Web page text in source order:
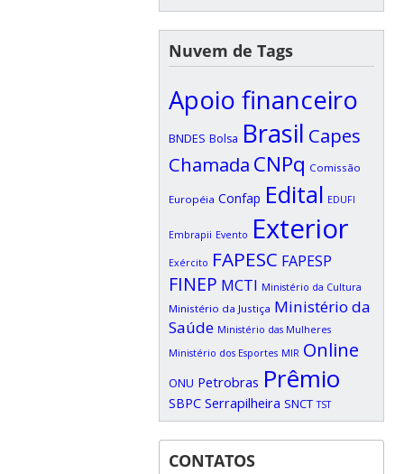
Nuvem de Tags
Apoio financeiro
BNDES Bolsa Brasil Capes
Chamada CNPq Comissão
Européia Confap Edital EDUFI
Embrapii Evento Exterior
Exército FAPESC FAPESP
FINEP MCTI Ministério da Cultura
Ministério da Justiça Ministério da
Saúde Ministério das Mulheres
Ministério dos Esportes MIR Online
ONU Petrobras Prêmio
SBPC Serrapilheira SNCT TST
CONTATOS